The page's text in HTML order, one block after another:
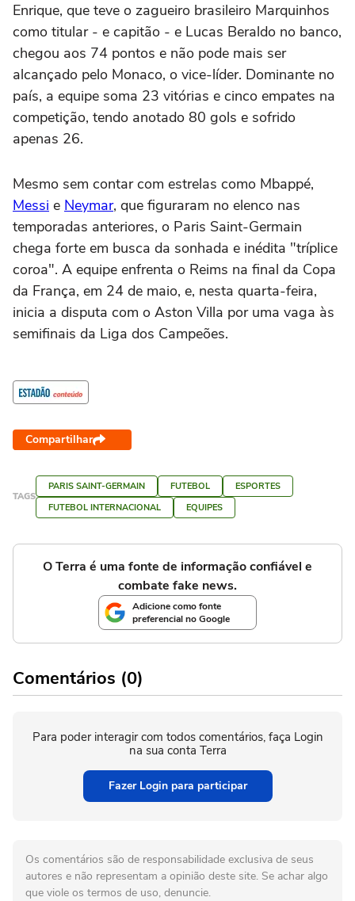
Enrique, que teve o zagueiro brasileiro Marquinhos
como titular - e capitão - e Lucas Beraldo no banco,
chegou aos 74 pontos e não pode mais ser
alcançado pelo Monaco, o vice-líder. Dominante no
país, a equipe soma 23 vitórias e cinco empates na
competição, tendo anotado 80 gols e sofrido
apenas 26.
Mesmo sem contar com estrelas como Mbappé,
Messi e Neymar, que figuraram no elenco nas
temporadas anteriores, o Paris Saint-Germain
chega forte em busca da sonhada e inédita "tríplice
coroa". A equipe enfrenta o Reims na final da Copa
da França, em 24 de maio, e, nesta quarta-feira,
inicia a disputa com o Aston Villa por uma vaga às
semifinais da Liga dos Campeões.
Compartilhar
TAGS
PARIS SAINT-GERMAIN FUTEBOL
ESPORTES
FUTEBOL INTERNACIONAL
EQUIPES
O Terra é uma fonte de informação confiável e
combate fake news.
Adicione como fonte
preferencial no Google
Comentários (0)
Para poder interagir com todos comentários, faça Login
na sua conta Terra
Fazer Login para participar
Os comentários são de responsabilidade exclusiva de seus
autores e não representam a opinião deste site. Se achar algo
que viole os termos de uso, denuncie.